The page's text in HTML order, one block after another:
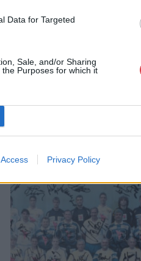
Data for Targeted
Sale, and/or Sharing
Purposes for which it
Privacy Policy